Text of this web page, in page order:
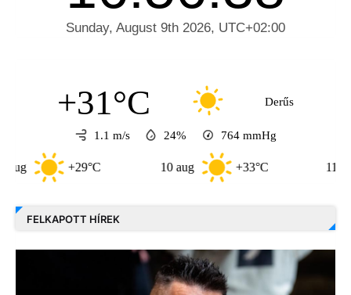
+31°C Derűs
1.1 m/s 24% 764 mmHg
10 aug +33°C 11 aug
FELKAPOTT HÍREK